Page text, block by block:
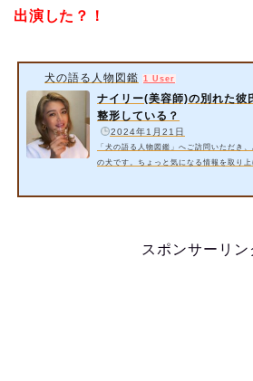
出演した？！
犬の語る人物図鑑 1 User
ナイリー(美容師)の別れた彼
整形している？
2024年1月21日
「犬の語る人物図鑑」へご訪問いただき
の犬です。ちょっと気になる情報を取り
スポンサーリン